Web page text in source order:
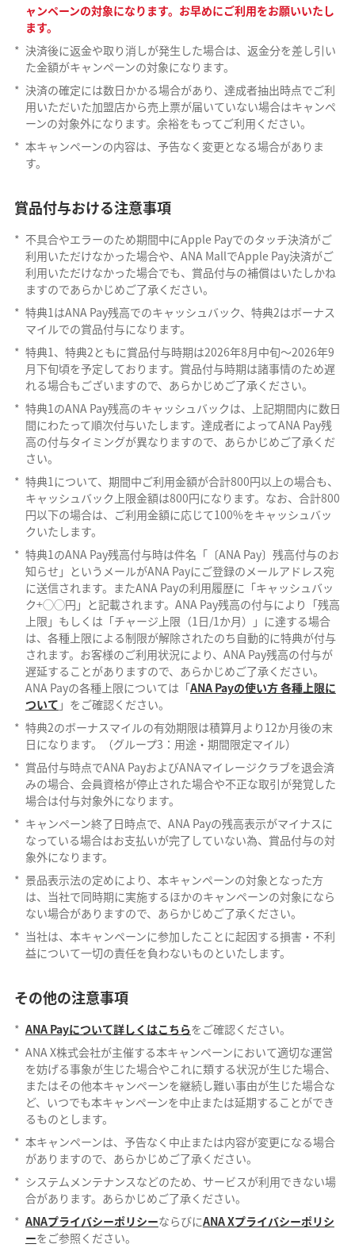
ャンペーンの対象になります。お早めにご利用をお願いいたし
ます。
* 決済後に返金や取り消しが発生した場合は、返金分を差し引い
た金額がキャンペーンの対象になります。
* 決済の確定には数日かかる場合があり、達成者抽出時点でご利
用いただいた加盟店から売上票が届いていない場合はキャンペ
ーンの対象外になります。余裕をもってご利用ください。
* 本キャンペーンの内容は、予告なく変更となる場合がありま
す。
賞品付与おける注意事項
* 不具合やエラーのため期間中にApple Payでのタッチ決済がご
利用いただけなかった場合や、ANA MallでApple Pay決済がご
利用いただけなかった場合でも、賞品付与の補償はいたしかね
ますのであらかじめご了承ください。
* 特典1はANA Pay残高でのキャッシュバック、特典2はボーナス
マイルでの賞品付与になります。
* 特典1、特典2ともに賞品付与時期は2026年8月中旬～2026年9
月下旬頃を予定しております。賞品付与時期は諸事情のため遅
れる場合もございますので、あらかじめご了承ください。
* 特典1のANA Pay残高のキャッシュバックは、上記期間内に数日
間にわたって順次付与いたします。達成者によってANA Pay残
高の付与タイミングが異なりますので、あらかじめご了承くだ
さい。
* 特典1について、期間中ご利用金額が合計800円以上の場合も、
キャッシュバック上限金額は800円になります。なお、合計800
円以下の場合は、ご利用金額に応じて100%をキャッシュバッ
クいたします。
* 特典1のANA Pay残高付与時は件名「〔ANA Pay〕残高付与のお
知らせ」というメールがANA Payにご登録のメールアドレス宛
に送信されます。またANA Payの利用履歴に「キャッシュバッ
ク+◯◯円」と記載されます。ANA Pay残高の付与により「残高
上限」もしくは「チャージ上限（1日/1か月）」に達する場合
は、各種上限による制限が解除されたのち自動的に特典が付与
されます。お客様のご利用状況により、ANA Pay残高の付与が
遅延することがありますので、あらかじめご了承ください。
ANA Payの各種上限については「ANA Payの使い方 各種上限に
ついて 」をご確認ください。
* 特典2のボーナスマイルの有効期限は積算月より12か月後の末
日になります。（グループ3：用途・期間限定マイル）
* 賞品付与時点でANA PayおよびANAマイレージクラブを退会済
みの場合、会員資格が停止された場合や不正な取引が発覚した
場合は付与対象外になります。
* キャンペーン終了日時点で、ANA Payの残高表示がマイナスに
なっている場合はお支払いが完了していない為、賞品付与の対
象外になります。
* 景品表示法の定めにより、本キャンペーンの対象となった方
は、当社で同時期に実施するほかのキャンペーンの対象になら
ない場合がありますので、あらかじめご了承ください。
* 当社は、本キャンペーンに参加したことに起因する損害・不利
益について一切の責任を負わないものといたします。
その他の注意事項
* ANA Payについて詳しくはこちらをご確認ください。
* ANA X株式会社が主催する本キャンペーンにおいて適切な運営
を妨げる事象が生じた場合やこれに類する状況が生じた場合、
またはその他本キャンペーンを継続し難い事由が生じた場合な
ど、いつでも本キャンペーンを中止または延期することができ
るものとします。
* 本キャンペーンは、予告なく中止または内容が変更になる場合
がありますので、あらかじめご了承ください。
* システムメンテナンスなどのため、サービスが利用できない場
合があります。あらかじめご了承ください。
* ANAプライバシーポリシーならびにANA Xプライバシーポリシ
ーをご参照ください。